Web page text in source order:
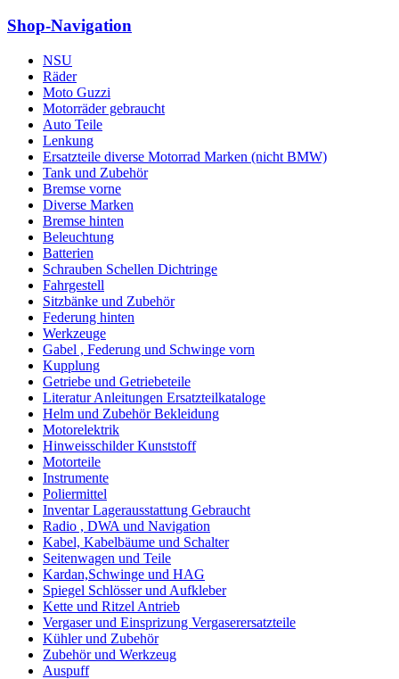
Shop-Navigation
NSU
Räder
Moto Guzzi
Motorräder gebraucht
Auto Teile
Lenkung
Ersatzteile diverse Motorrad Marken (nicht BMW)
Tank und Zubehör
Bremse vorne
Diverse Marken
Bremse hinten
Beleuchtung
Batterien
Schrauben Schellen Dichtringe
Fahrgestell
Sitzbänke und Zubehör
Federung hinten
Werkzeuge
Gabel , Federung und Schwinge vorn
Kupplung
Getriebe und Getriebeteile
Literatur Anleitungen Ersatzteilkataloge
Helm und Zubehör Bekleidung
Motorelektrik
Hinweisschilder Kunststoff
Motorteile
Instrumente
Poliermittel
Inventar Lagerausstattung Gebraucht
Radio , DWA und Navigation
Kabel, Kabelbäume und Schalter
Seitenwagen und Teile
Kardan,Schwinge und HAG
Spiegel Schlösser und Aufkleber
Kette und Ritzel Antrieb
Vergaser und Einsprizung Vergaserersatzteile
Kühler und Zubehör
Zubehör und Werkzeug
Auspuff